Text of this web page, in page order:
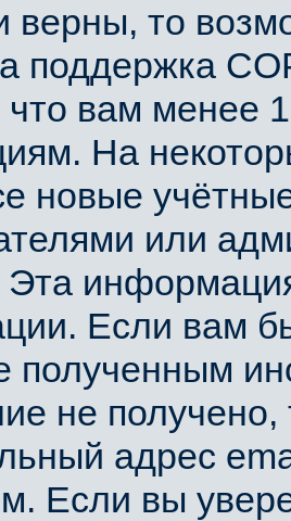
верны, то
поддержка
что вам менее
На
новые
или
Эта
Если вам
полученным
не получено,
адрес
Если вы